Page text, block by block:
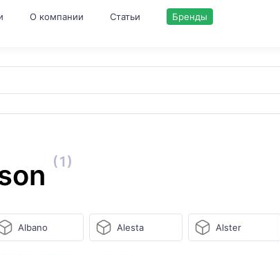
О компании Статьи
Бренды
(1)
Albano Alesta Alster